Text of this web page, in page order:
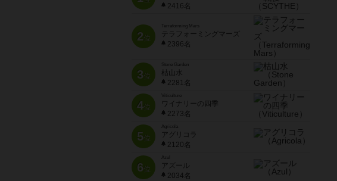
2416名
2位
Terraforming Mars
テラフォーミングマーズ
2396名
3位
Stone Garden
枯山水
2281名
4位
Viticulture
ワイナリーの四季
2273名
5位
Agricola
アグリコラ
2120名
6位
Azul
アズール
2034名